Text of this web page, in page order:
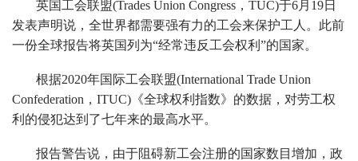
英国工会联盟(Trades Union Congress，TUC)于6月19日
发表声明说，全世界都需要强有力的工会来保护工人。此前
一份全球报告将英国列为“经常违反工会权利”的国家。
根据2020年国际工会联盟(International Trade Union
Confederation，ITUC)《全球权利指数》的数据，对劳工权
利的侵犯达到了七年来的最高水平。
报告警告说，由于阻碍新工会注册的国家数目增加，政